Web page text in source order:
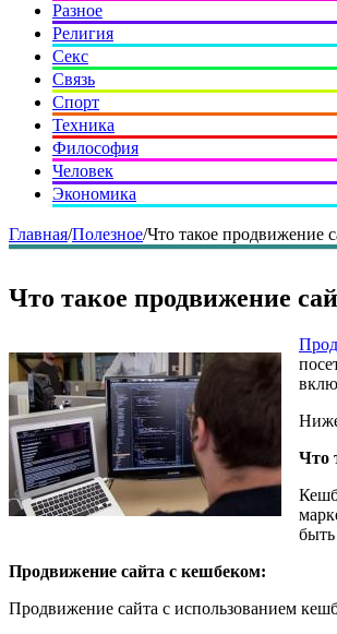
Разное
Религия
Секс
Связь
Спорт
Техника
Философия
Человек
Экономика
Главная/Полезное/Что такое продвижение
Что такое продвижение
Что
Продвижение сайта с кешбеком:
Продвижение сайта с использованием